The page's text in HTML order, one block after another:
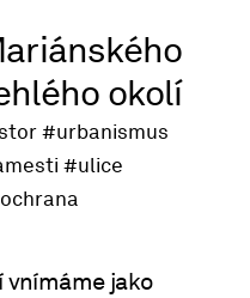
okolí
#urbanismus
#ulice
vnímáme jako